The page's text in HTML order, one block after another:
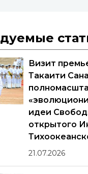
Визит
Такаити
идеи
открытого
21.07.2026